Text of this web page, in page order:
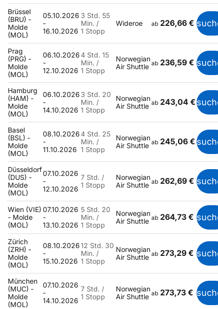
Brüssel
(BRU) -
Molde
(MOL)
05.10.2026
-
16.10.2026
3 Std. 55
Min. /
1 Stopp
Wideroe ab 226,66 €
Prag
(PRG) -
Molde
(MOL)
06.10.2026
-
12.10.2026
4 Std. 15
Min. /
1 Stopp
Norwegian
Air Shuttle ab 236,59 €
Hamburg
(HAM) -
Molde
(MOL)
06.10.2026
-
14.10.2026
3 Std. 20
Min. /
1 Stopp
Norwegian
Air Shuttle ab 243,04 €
Basel
(BSL) -
Molde
(MOL)
08.10.2026
-
11.10.2026
4 Std. 25
Min. /
1 Stopp
Norwegian
Air Shuttle ab 245,06 €
Düsseldorf
(DUS) -
Molde
(MOL)
07.10.2026
-
12.10.2026
7 Std. /
1 Stopp
Norwegian
Air Shuttle ab 262,69 €
Wien (VIE)
- Molde
(MOL)
07.10.2026
-
13.10.2026
5 Std. 20
Min. /
1 Stopp
Norwegian
Air Shuttle ab 264,73 €
Zürich
(ZRH) -
Molde
(MOL)
08.10.2026
-
15.10.2026
12 Std. 30
Min. /
1 Stopp
Norwegian
Air Shuttle ab 273,29 €
München
(MUC) -
Molde
(MOL)
07.10.2026
-
14.10.2026
7 Std. /
1 Stopp
Norwegian
Air Shuttle ab 273,73 €